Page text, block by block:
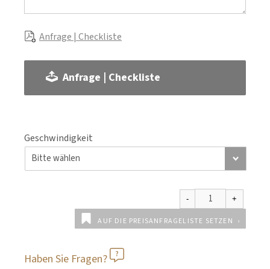
Anfrage | Checkliste
Anfrage | Checkliste
Geschwindigkeit
AUF DIE PREISANFRAGELISTE SETZEN
Haben Sie Fragen?